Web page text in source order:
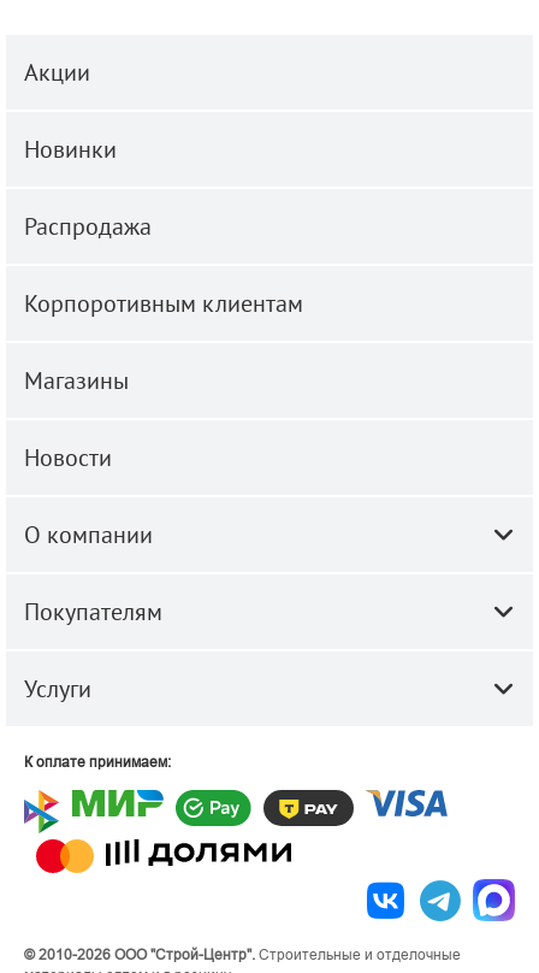
Акции
Новинки
Распродажа
Корпоротивным клиентам
Магазины
Новости
О компании
Покупателям
Услуги
К оплате принимаем:
© 2010-2026 ООО "Строй-Центр". Строительные и отделочные